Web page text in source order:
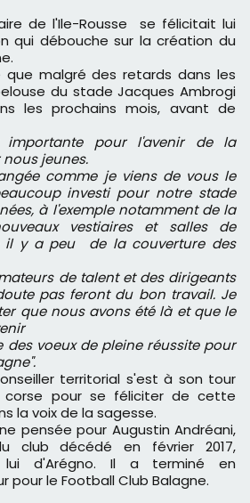
de l'Ile-Rousse se félicitait lui
qui débouche sur la création du
que malgré des retards dans les
du stade Jacques Ambrogi
les prochains mois, avant de
pour l'avenir de la
jeunes.
comme je viens de vous le
investi pour notre stade
à l'exemple notamment de la
vestiaires et salles de
il y a peu de la couverture des
de talent et des dirigeants
pas feront du bon travail. Je
que nous avons été là et que le
voeux de pleine réussite pour
territorial s'est à son tour
corse pour se féliciter de cette
la voix de la sagesse.
pensée pour Augustin Andréani,
club décédé en février 2017,
lui d'Arégno. Il a terminé en
pour le Football Club Balagne.